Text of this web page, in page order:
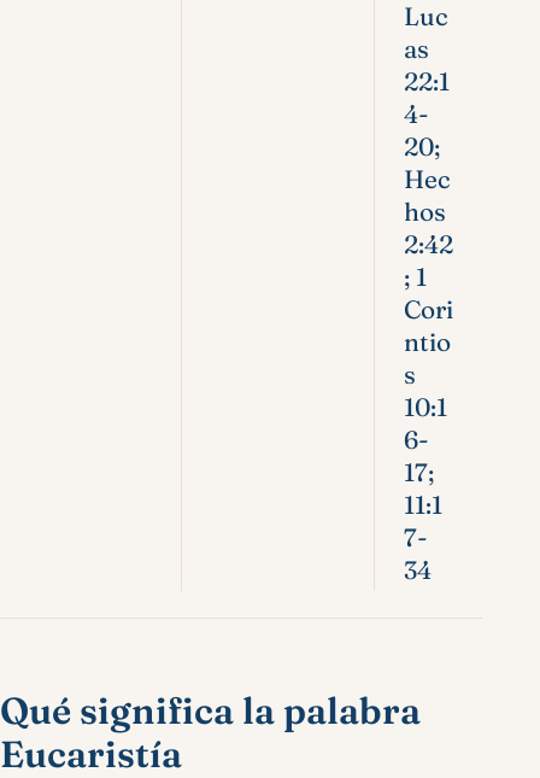
Luc
as
22:1
4-
20;
Hec
hos
2:42
; 1
Cori
ntio
s
10:1
6-
17;
11:1
7-
34
Qué significa la palabra
Eucaristía